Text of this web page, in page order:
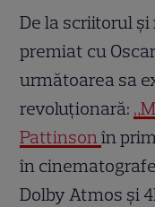
De la scriitorul și
premiat cu
următoarea sa
revoluționară:
Pattinsonîn
în
Dolby Atmos și